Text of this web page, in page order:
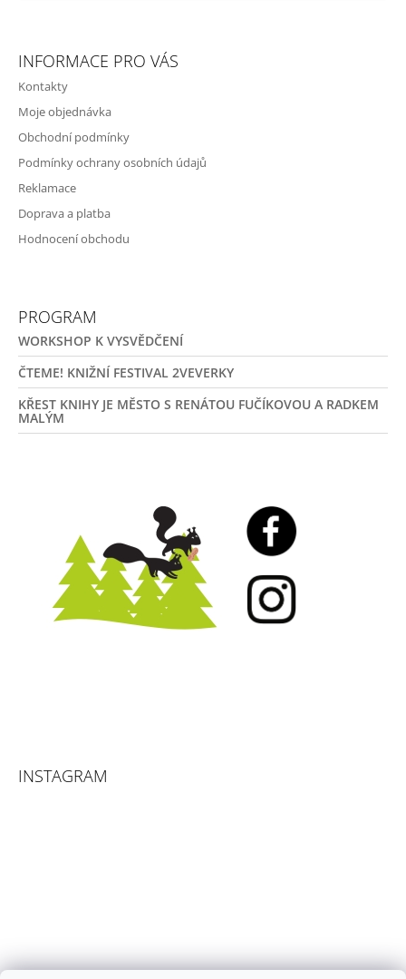
INFORMACE PRO VÁS
Kontakty
Moje objednávka
Obchodní podmínky
Podmínky ochrany osobních údajů
Reklamace
Doprava a platba
Hodnocení obchodu
PROGRAM
WORKSHOP K VYSVĚDČENÍ
ČTEME! KNIŽNÍ FESTIVAL 2VEVERKY
KŘEST KNIHY JE MĚSTO S RENÁTOU FUČÍKOVOU A RADKEM
MALÝM
INSTAGRAM